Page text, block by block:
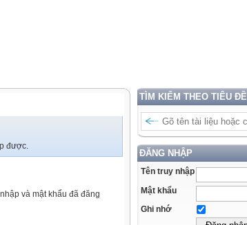
TÌM KIẾM THEO TIÊU ĐỀ
ĐĂNG NHẬP
Tên truy nhập
Mật khẩu
Ghi nhớ
được.
và mật khẩu đã đăng